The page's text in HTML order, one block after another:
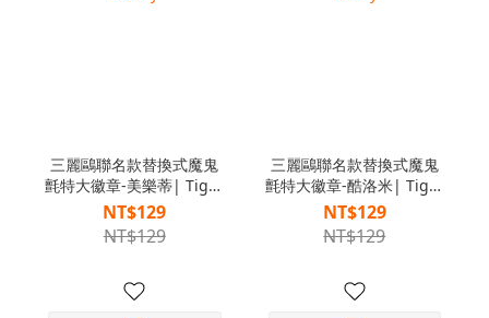
三麗鷗聯名款替換式魔鬼
氈特大徽章-美樂蒂| Tiger
Family
NT$129
NT$129
三麗鷗聯名款替換式魔鬼
氈特大徽章-酷洛米| Tiger
Family
NT$129
NT$129